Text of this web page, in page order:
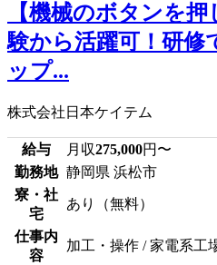
【機械のボタンを
験から活躍可！研修
ップ...
株式会社日本ケイテム
給与 月収275,000円〜
勤務地 静岡県 浜松市
寮・社
宅
あり（無料）
仕事内
容
加工・操作 / 家電系工